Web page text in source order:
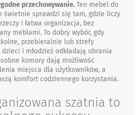
przechowywanie.Ten mebel do
świetnie sprawdzi się tam, gdzie liczy
i łatwa organizacja, bez
meblami. To dobry wybór, gdy
przebieralnie lub strefy
i młodzież odkładają ubrania
komory dają możliwość
miejsca dla użytkowników, a
komfort codziennego korzystania.
szatnia to